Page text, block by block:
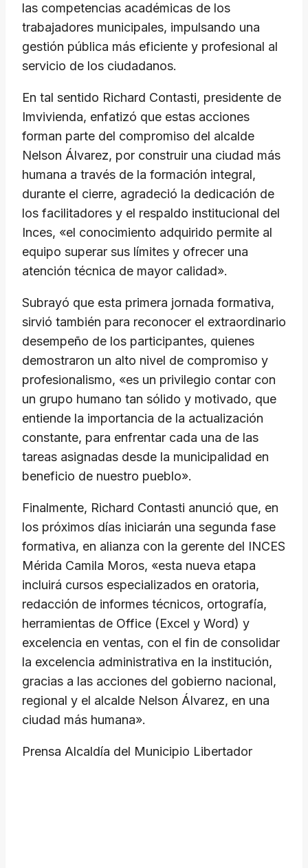
las competencias académicas de los
trabajadores municipales, impulsando una
gestión pública más eficiente y profesional al
servicio de los ciudadanos.
En tal sentido Richard Contasti, presidente de
Imvivienda, enfatizó que estas acciones
forman parte del compromiso del alcalde
Nelson Álvarez, por construir una ciudad más
humana a través de la formación integral,
durante el cierre, agradeció la dedicación de
los facilitadores y el respaldo institucional del
Inces, «el conocimiento adquirido permite al
equipo superar sus límites y ofrecer una
atención técnica de mayor calidad».
Subrayó que esta primera jornada formativa,
sirvió también para reconocer el extraordinario
desempeño de los participantes, quienes
demostraron un alto nivel de compromiso y
profesionalismo, «es un privilegio contar con
un grupo humano tan sólido y motivado, que
entiende la importancia de la actualización
constante, para enfrentar cada una de las
tareas asignadas desde la municipalidad en
beneficio de nuestro pueblo».
Finalmente, Richard Contasti anunció que, en
los próximos días iniciarán una segunda fase
formativa, en alianza con la gerente del INCES
Mérida Camila Moros, «esta nueva etapa
incluirá cursos especializados en oratoria,
redacción de informes técnicos, ortografía,
herramientas de Office (Excel y Word) y
excelencia en ventas, con el fin de consolidar
la excelencia administrativa en la institución,
gracias a las acciones del gobierno nacional,
regional y el alcalde Nelson Álvarez, en una
ciudad más humana».
Prensa Alcaldía del Municipio Libertador